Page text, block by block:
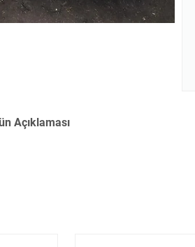
Açıklaması